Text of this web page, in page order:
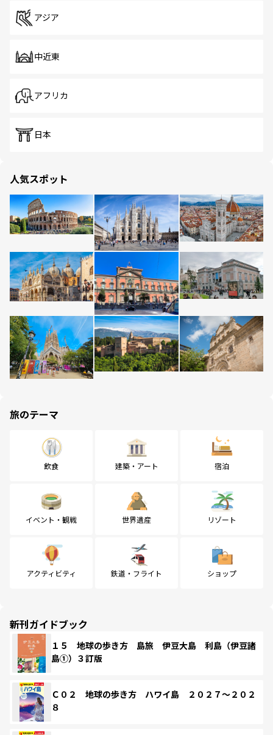
アジア
中近東
アフリカ
日本
人気スポット
旅のテーマ
飲食 建築・アート 宿泊
イベント・観戦 世界遺産 リゾート
アクティビティ 鉄道・フライト ショップ
新刊ガイドブック
１５ 地球の歩き方 島旅 伊豆大島 利島（伊豆諸
島①）３訂版
Ｃ０２ 地球の歩き方 ハワイ島 ２０２７～２０２
８